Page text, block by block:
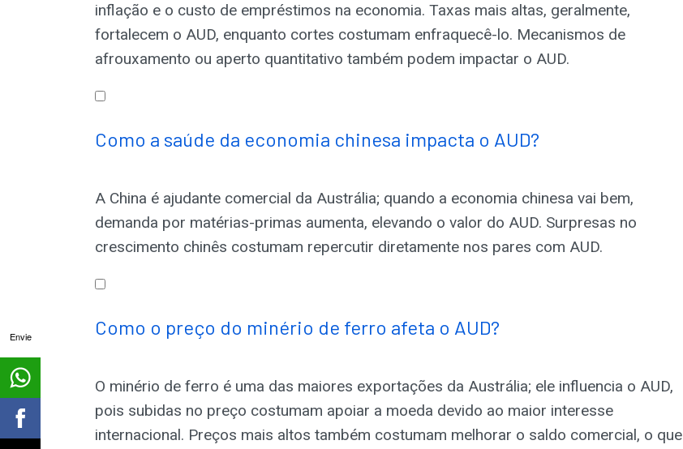
inflação e o custo de empréstimos na economia. Taxas mais altas, geralmente,
fortalecem o AUD, enquanto cortes costumam enfraquecê-lo. Mecanismos de
afrouxamento ou aperto quantitativo também podem impactar o AUD.
Como a saúde da economia chinesa impacta o AUD?
A China é ajudante comercial da Austrália; quando a economia chinesa vai bem,
demanda por matérias-primas aumenta, elevando o valor do AUD. Surpresas no
crescimento chinês costumam repercutir diretamente nos pares com AUD.
Como o preço do minério de ferro afeta o AUD?
O minério de ferro é uma das maiores exportações da Austrália; ele influencia o AUD,
pois subidas no preço costumam apoiar a moeda devido ao maior interesse
internacional. Preços mais altos também costumam melhorar o saldo comercial, o que
Envie